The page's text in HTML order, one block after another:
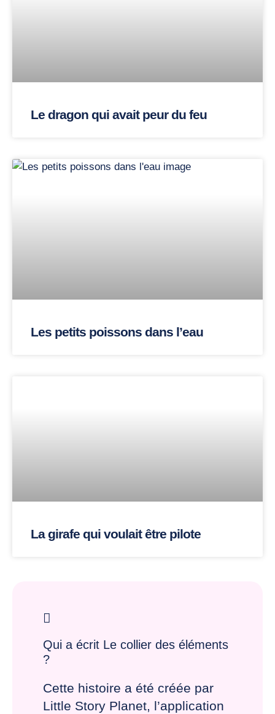
Le dragon qui avait peur du feu
Les petits poissons dans l’eau
La girafe qui voulait être pilote
Qui a écrit Le collier des éléments
?
Cette histoire a été créée par
Little Story Planet, l’application